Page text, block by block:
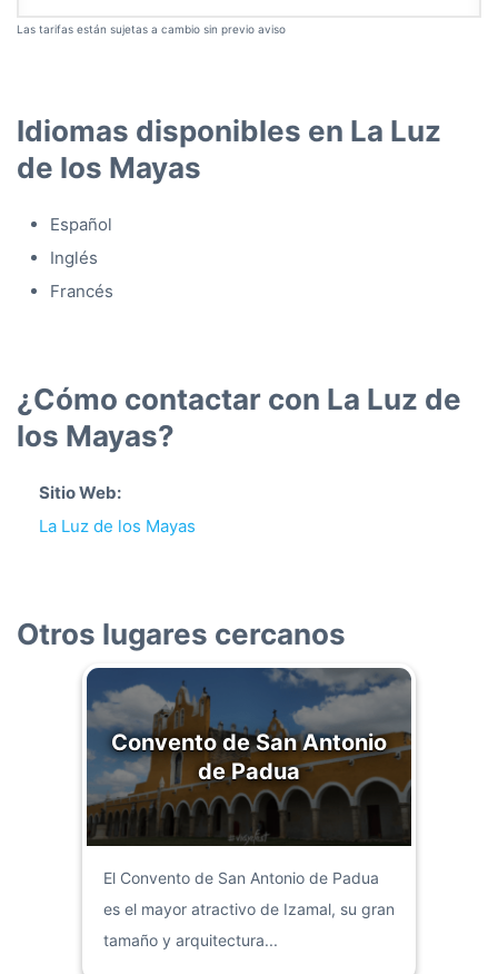
Las tarifas están sujetas a cambio sin previo aviso
Idiomas disponibles en La Luz
de los Mayas
Español
Inglés
Francés
¿Cómo contactar con La Luz de
los Mayas?
Sitio Web:
La Luz de los Mayas
Otros lugares cercanos
Convento de San Antonio
de Padua
El Convento de San Antonio de Padua
es el mayor atractivo de Izamal, su gran
tamaño y arquitectura...